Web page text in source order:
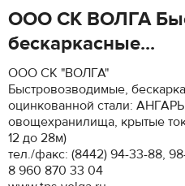
ООО СК ВОЛГА
бескаркасные...
ООО СК "ВОЛГА"
Быстровозводимые,
оцинкованной стали:
овощехранилища, крытые
12 до 28м)
тел./факс: (8442) 94-33-88,
8 960 870 33 04